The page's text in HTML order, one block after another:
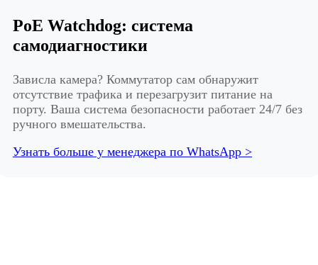
PoE Watchdog: система
самодиагностики
Зависла камера? Коммутатор сам обнаружит
отсутствие трафика и перезагрузит питание на
порту. Ваша система безопасности работает 24/7 без
ручного вмешательства.
Узнать больше у менеджера по WhatsApp >